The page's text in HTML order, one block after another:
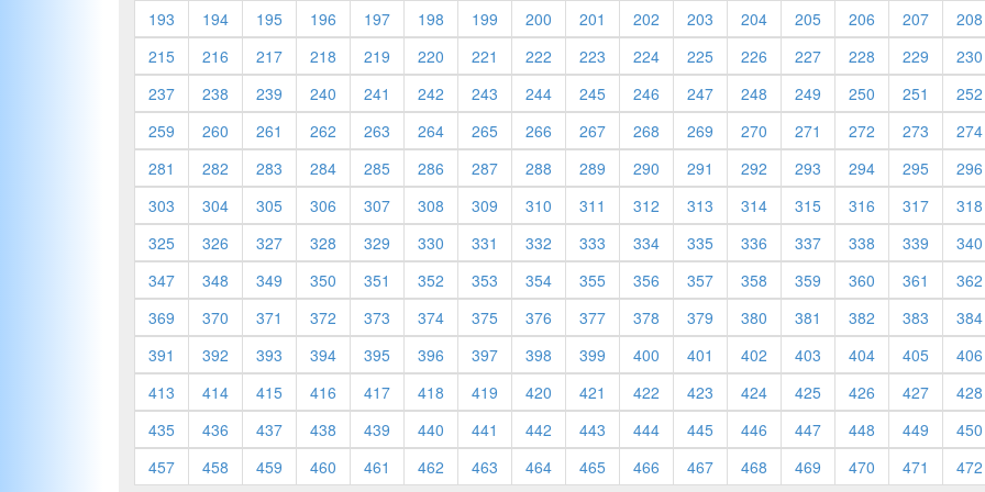
193 194 195 196 197 198 199 200 201 202 203 204 205 206 207
208
215
216 217 218 219 220 221 222 223 224 225 226 227 228 229
230
237
238 239 240 241 242 243 244 245 246 247 248 249 250 251
252
259
260 261 262 263 264 265 266 267 268 269 270 271 272 273
274
281
282 283 284 285 286 287 288 289 290 291 292 293 294 295
296
303
304 305 306 307 308 309 310 311 312 313 314 315 316 317
318
325
326 327 328 329 330 331 332 333 334 335 336 337 338 339
340
347
348 349 350 351 352 353 354 355 356 357 358 359 360 361
362
369
370 371 372 373 374 375 376 377 378 379 380 381 382 383
384
391
392 393 394 395 396 397 398 399 400 401 402 403 404 405
406
413
414 415 416 417 418 419 420 421 422 423 424 425 426 427
428
435
436 437 438 439 440 441 442 443 444 445 446 447 448 449
450
457
458 459 460 461 462 463 464 465 466 467 468 469 470 471 472